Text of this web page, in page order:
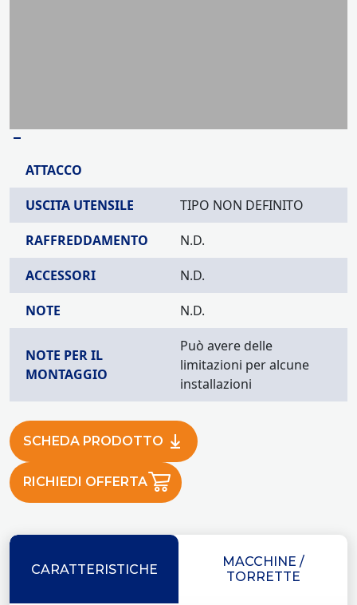
–
ATTACCO
USCITA UTENSILE
TIPO NON DEFINITO
RAFFREDDAMENTO
N.D.
ACCESSORI
N.D.
NOTE
N.D.
NOTE PER IL
MONTAGGIO
Può avere delle
limitazioni per alcune
installazioni
SCHEDA PRODOTTO
RICHIEDI OFFERTA
CARATTERISTICHE
MACCHINE /
TORRETTE